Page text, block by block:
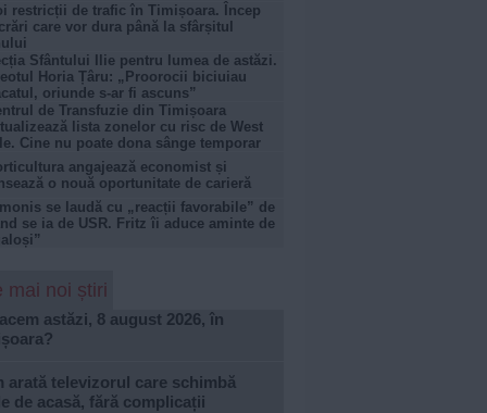
restricții de trafic în Timișoara. Încep
care vor dura până la sfârșitul
Sfântului Ilie pentru lumea de astăzi.
Horia Țâru: „Proorocii biciuiau
oriunde s-ar fi ascuns”
de Transfuzie din Timișoara
lista zonelor cu risc de West
Cine nu poate dona sânge temporar
angajează economist și
o nouă oportunitate de carieră
se laudă cu „reacții favorabile” de
se ia de USR. Fritz îi aduce aminte de
mai noi știri
astăzi, 8 august 2026, în
arată televizorul care schimbă
de acasă, fără complicații